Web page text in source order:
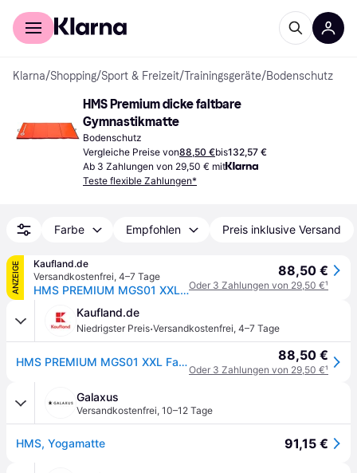
Für Shopper
Klarna/Shopping/Sport & Freizeit/Trainingsgeräte/Bodenschutz
HMS Premium dicke faltbare
Gymnastikmatte
Bodenschutz
Vergleiche Preise von88,50 €bis132,57 €
Ab 3 Zahlungen von 29,50 € mit
Teste flexible Zahlungen*
Farbe Empfohlen Preis inklusive Versand
ANZEIGE
Kaufland.de
Versandkostenfrei, 4–7 Tage
HMS PREMIUM MGS01 XXL Faltbare Gymnastikmatte 240x120x5cm Weichbodenmatte
88,50 €
Oder 3 Zahlungen von 29,50 €¹
Kaufland.de
Niedrigster Preis·Versandkostenfrei, 4–7 Tage
HMS PREMIUM MGS01 XXL Faltbare Gymnastikmatte 240x120x5cm Weichbodenmatte 88,50 €
Oder 3 Zahlungen von 29,50 €¹
Galaxus
Versandkostenfrei, 10–12 Tage
HMS, Yogamatte 91,15 €